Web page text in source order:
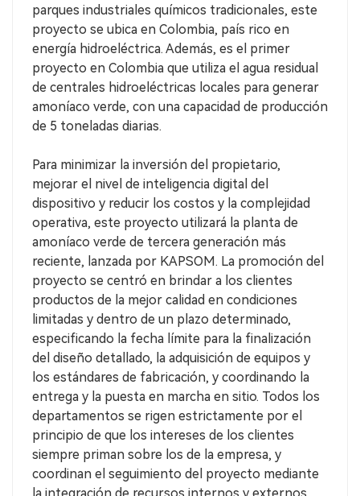
parques industriales químicos tradicionales, este
proyecto se ubica en Colombia, país rico en
energía hidroeléctrica. Además, es el primer
proyecto en Colombia que utiliza el agua residual
de centrales hidroeléctricas locales para generar
amoníaco verde, con una capacidad de producción
de 5 toneladas diarias.
Para minimizar la inversión del propietario,
mejorar el nivel de inteligencia digital del
dispositivo y reducir los costos y la complejidad
operativa, este proyecto utilizará la planta de
amoníaco verde de tercera generación más
reciente, lanzada por KAPSOM. La promoción del
proyecto se centró en brindar a los clientes
productos de la mejor calidad en condiciones
limitadas y dentro de un plazo determinado,
especificando la fecha límite para la finalización
del diseño detallado, la adquisición de equipos y
los estándares de fabricación, y coordinando la
entrega y la puesta en marcha en sitio. Todos los
departamentos se rigen estrictamente por el
principio de que los intereses de los clientes
siempre priman sobre los de la empresa, y
coordinan el seguimiento del proyecto mediante